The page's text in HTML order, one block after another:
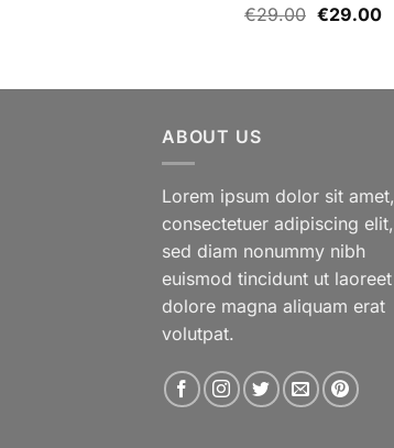
Note
€29.00 Le
€29.00Le
ABOUT US
Lorem ipsum dolor sit amet,
consectetuer adipiscing elit,
sed diam nonummy nibh
euismod tincidunt ut laoreet
dolore magna aliquam erat
volutpat.